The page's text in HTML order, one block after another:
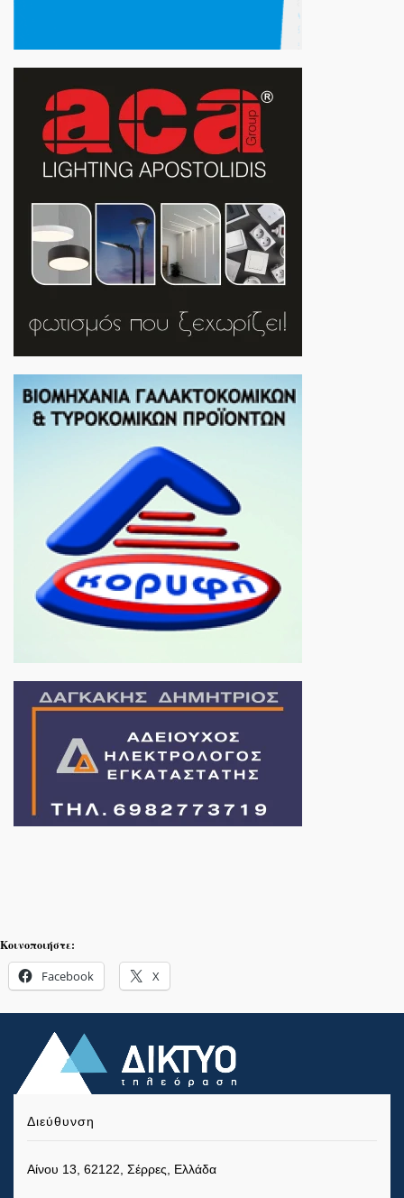
Κοινοποιήστε:
Facebook X
Διεύθυνση
Αίνου 13, 62122, Σέρρες, Ελλάδα